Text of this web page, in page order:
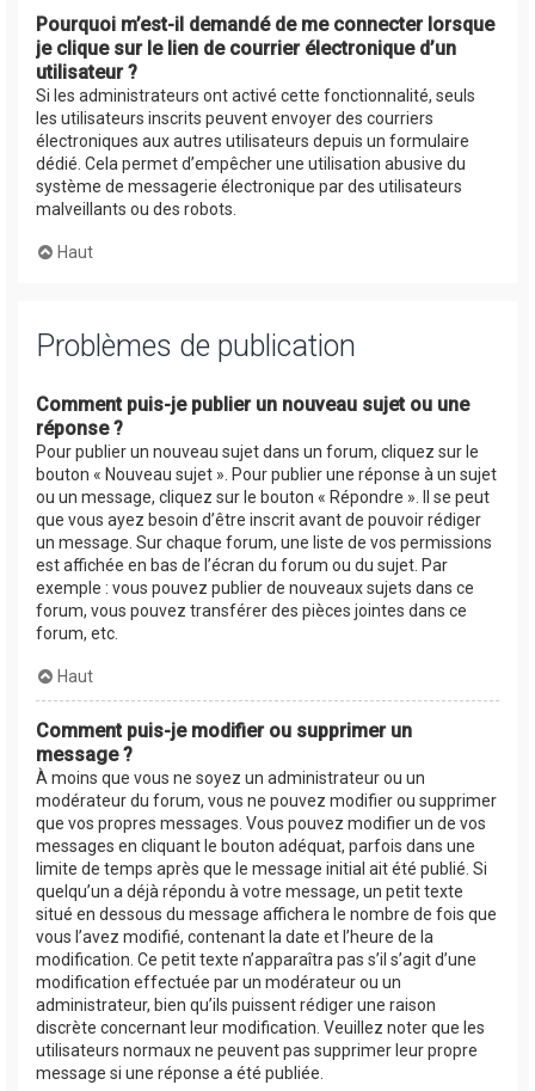
Pourquoi m’est-il demandé de me connecter lorsque
je clique sur le lien de courrier électronique d’un
utilisateur ?
Si les administrateurs ont activé cette fonctionnalité, seuls
les utilisateurs inscrits peuvent envoyer des courriers
électroniques aux autres utilisateurs depuis un formulaire
dédié. Cela permet d’empêcher une utilisation abusive du
système de messagerie électronique par des utilisateurs
malveillants ou des robots.
Haut
Problèmes de publication
Comment puis-je publier un nouveau sujet ou une
réponse ?
Pour publier un nouveau sujet dans un forum, cliquez sur le
bouton « Nouveau sujet ». Pour publier une réponse à un sujet
ou un message, cliquez sur le bouton « Répondre ». Il se peut
que vous ayez besoin d’être inscrit avant de pouvoir rédiger
un message. Sur chaque forum, une liste de vos permissions
est affichée en bas de l’écran du forum ou du sujet. Par
exemple : vous pouvez publier de nouveaux sujets dans ce
forum, vous pouvez transférer des pièces jointes dans ce
forum, etc.
Haut
Comment puis-je modifier ou supprimer un
message ?
À moins que vous ne soyez un administrateur ou un
modérateur du forum, vous ne pouvez modifier ou supprimer
que vos propres messages. Vous pouvez modifier un de vos
messages en cliquant le bouton adéquat, parfois dans une
limite de temps après que le message initial ait été publié. Si
quelqu’un a déjà répondu à votre message, un petit texte
situé en dessous du message affichera le nombre de fois que
vous l’avez modifié, contenant la date et l’heure de la
modification. Ce petit texte n’apparaîtra pas s’il s’agit d’une
modification effectuée par un modérateur ou un
administrateur, bien qu’ils puissent rédiger une raison
discrète concernant leur modification. Veuillez noter que les
utilisateurs normaux ne peuvent pas supprimer leur propre
message si une réponse a été publiée.